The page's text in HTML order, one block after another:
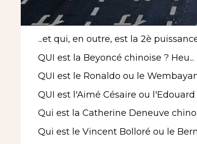
...et qui, en outre, est la 2è
QUI est la Beyoncé chinoise ? Heu...
QUI est le Ronaldo ou le
QUI est l'Aimé Césaire ou l'Edouard
Qui est la Catherine Deneuve
Qui est le Vincent Bolloré ou le